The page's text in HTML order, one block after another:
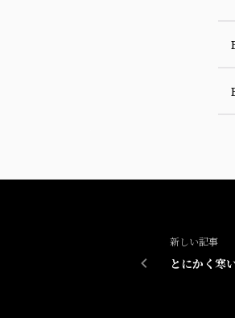
新しい記事
とにかく寒